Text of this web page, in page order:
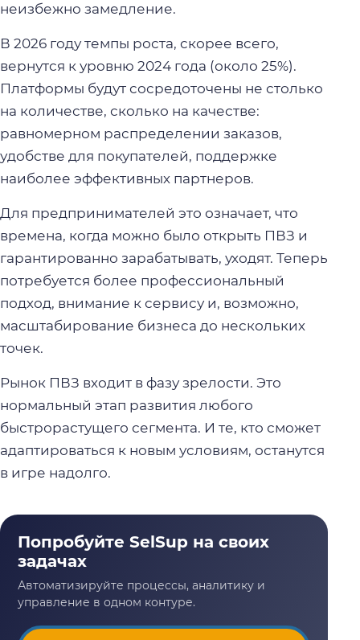
неизбежно замедление.
В 2026 году темпы роста, скорее всего,
вернутся к уровню 2024 года (около 25%).
Платформы будут сосредоточены не столько
на количестве, сколько на качестве:
равномерном распределении заказов,
удобстве для покупателей, поддержке
наиболее эффективных партнеров.
Для предпринимателей это означает, что
времена, когда можно было открыть ПВЗ и
гарантированно зарабатывать, уходят. Теперь
потребуется более профессиональный
подход, внимание к сервису и, возможно,
масштабирование бизнеса до нескольких
точек.
Рынок ПВЗ входит в фазу зрелости. Это
нормальный этап развития любого
быстрорастущего сегмента. И те, кто сможет
адаптироваться к новым условиям, останутся
в игре надолго.